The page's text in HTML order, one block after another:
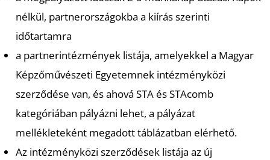
nélkül, partnerországokba a kiírás szerinti
időtartamra
a partnerintézmények listája, amelyekkel a Magyar
Képzőművészeti Egyetemnek intézményközi
szerződése van, és ahová STA és STAcomb
kategóriában pályázni lehet, a pályázat
mellékleteként megadott táblázatban elérhető.
Az intézményközi szerződések listája az új